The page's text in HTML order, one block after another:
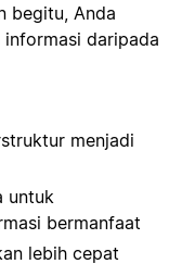
begitu, Anda
daripada
menjadi
untuk
bermanfaat
lebih cepat